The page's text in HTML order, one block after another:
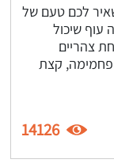
לכם טעם של
עוף שיכול
צהריים
פחמימה, קצת
14126